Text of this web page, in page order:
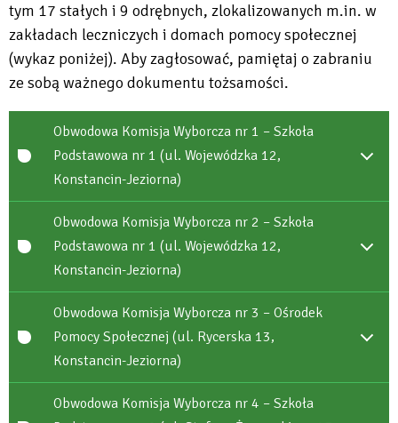
tym 17 stałych i 9 odrębnych, zlokalizowanych m.in. w
zakładach leczniczych i domach pomocy społecznej
(wykaz poniżej). Aby zagłosować, pamiętaj o zabraniu
ze sobą ważnego dokumentu tożsamości.
Obwodowa Komisja Wyborcza nr 1 – Szkoła
Podstawowa nr 1 (ul. Wojewódzka 12,
Konstancin-Jeziorna)
Obwodowa Komisja Wyborcza nr 2 – Szkoła
Podstawowa nr 1 (ul. Wojewódzka 12,
Konstancin-Jeziorna)
Obwodowa Komisja Wyborcza nr 3 – Ośrodek
Pomocy Społecznej (ul. Rycerska 13,
Konstancin-Jeziorna)
Obwodowa Komisja Wyborcza nr 4 – Szkoła